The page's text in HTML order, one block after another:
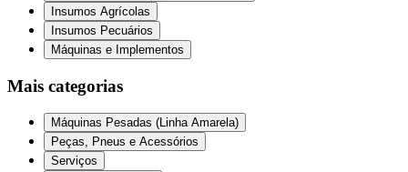
Insumos Agrícolas
Insumos Pecuários
Máquinas e Implementos
Mais categorias
Máquinas Pesadas (Linha Amarela)
Peças, Pneus e Acessórios
Serviços